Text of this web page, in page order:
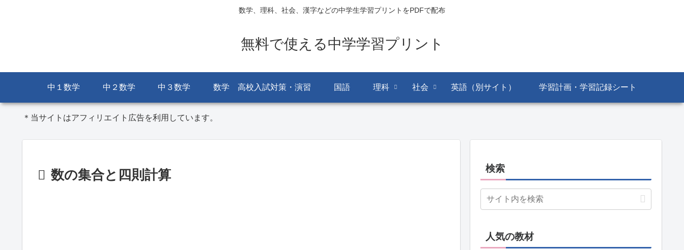
数学、理科、社会、漢字などの中学生学習プリントをPDFで配布
無料で使える中学学習プリント
中１数学 中２数学 中３数学 数学 高校入試対策・演習 国語 理科 社会 英語（別サイト） 学習計画・学習記録シート
＊当サイトはアフィリエイト広告を利用しています。
数の集合と四則計算 検索
人気の教材